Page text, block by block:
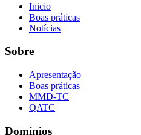
Inicio
Boas práticas
Notícias
Sobre
Apresentação
Boas práticas
MMD-TC
QATC
Domínios